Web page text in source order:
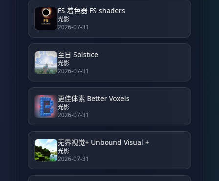
FS 着色器 FS shaders
光影
2026-07-31
至日 Solstice
光影
2026-07-31
更佳体素 Better Voxels
光影
2026-07-31
无界视觉+ Unbound Visual +
光影
2026-07-31